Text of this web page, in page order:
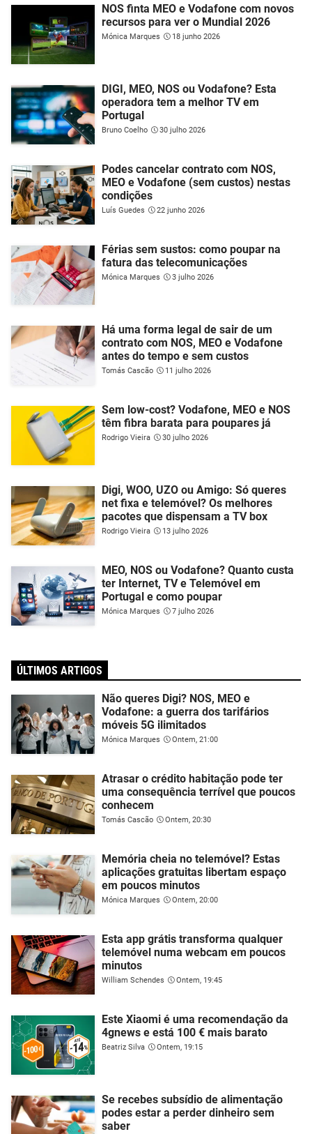
NOS finta MEO e Vodafone com novos
recursos para ver o Mundial 2026
Mónica Marques 18 junho 2026
DIGI, MEO, NOS ou Vodafone? Esta
operadora tem a melhor TV em
Portugal
Bruno Coelho 30 julho 2026
Podes cancelar contrato com NOS,
MEO e Vodafone (sem custos) nestas
condições
Luís Guedes 22 junho 2026
Férias sem sustos: como poupar na
fatura das telecomunicações
Mónica Marques 3 julho 2026
Há uma forma legal de sair de um
contrato com NOS, MEO e Vodafone
antes do tempo e sem custos
Tomás Cascão 11 julho 2026
Sem low-cost? Vodafone, MEO e NOS
têm fibra barata para poupares já
Rodrigo Vieira 30 julho 2026
Digi, WOO, UZO ou Amigo: Só queres
net fixa e telemóvel? Os melhores
pacotes que dispensam a TV box
Rodrigo Vieira 13 julho 2026
MEO, NOS ou Vodafone? Quanto custa
ter Internet, TV e Telemóvel em
Portugal e como poupar
Mónica Marques 7 julho 2026
ÚLTIMOS ARTIGOS
Não queres Digi? NOS, MEO e
Vodafone: a guerra dos tarifários
móveis 5G ilimitados
Mónica Marques Ontem, 21:00
Atrasar o crédito habitação pode ter
uma consequência terrível que poucos
conhecem
Tomás Cascão Ontem, 20:30
Memória cheia no telemóvel? Estas
aplicações gratuitas libertam espaço
em poucos minutos
Mónica Marques Ontem, 20:00
Esta app grátis transforma qualquer
telemóvel numa webcam em poucos
minutos
William Schendes Ontem, 19:45
Este Xiaomi é uma recomendação da
4gnews e está 100 € mais barato
Beatriz Silva Ontem, 19:15
Se recebes subsídio de alimentação
podes estar a perder dinheiro sem
saber